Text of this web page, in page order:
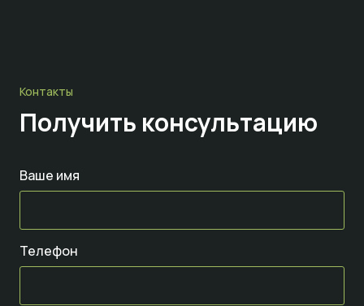
Контакты
Получить консультацию
Ваше имя
Телефон